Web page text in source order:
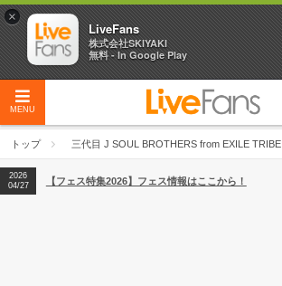
MENU
トップ 三代目 J SOUL BROTHERS from EXILE TRIBE
2026
04/27
2026
【ライブ動員ランキング】2026年上半期編発表！
2026
04/27
【フェス特集2026】フェス情報はここから！
×
LiveFans
株式会社SKIYAKI
無料 - In Google Play